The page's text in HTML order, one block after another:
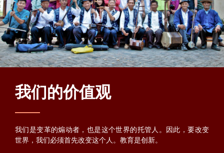
我们的价值观
我们是变革的煽动者，也是这个世界的托管人。因此，要改变
世界，我们必须首先改变这个人。教育是创新。